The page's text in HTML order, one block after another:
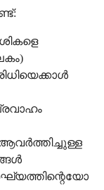
ആവർത്തിച്ചുള്ള